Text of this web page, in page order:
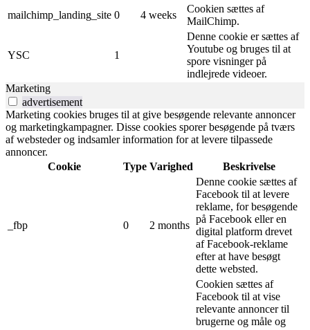
mailchimp_landing_site 0 4 weeks
Cookien sættes af
MailChimp.
YSC 1
Denne cookie er sættes af
Youtube og bruges til at
spore visninger på
indlejrede videoer.
Marketing
advertisement
Marketing cookies bruges til at give besøgende relevante annoncer
og marketingkampagner. Disse cookies sporer besøgende på tværs
af websteder og indsamler information for at levere tilpassede
annoncer.
Cookie
Type Varighed Beskrivelse
_fbp 0 2 months
Denne cookie sættes af
Facebook til at levere
reklame, for besøgende
på Facebook eller en
digital platform drevet
af Facebook-reklame
efter at have besøgt
dette websted.
Cookien sættes af
Facebook til at vise
relevante annoncer til
brugerne og måle og